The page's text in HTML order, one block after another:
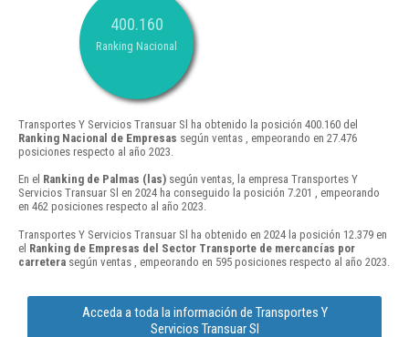
400.160
Ranking Nacional
Transportes Y Servicios Transuar Sl ha obtenido la posición 400.160 del
Ranking Nacional de Empresas según ventas , empeorando en 27.476
posiciones respecto al año 2023.
En el Ranking de Palmas (las) según ventas, la empresa Transportes Y
Servicios Transuar Sl en 2024 ha conseguido la posición 7.201 , empeorando
en 462 posiciones respecto al año 2023.
Transportes Y Servicios Transuar Sl ha obtenido en 2024 la posición 12.379 en
el Ranking de Empresas del Sector Transporte de mercancías por
carretera según ventas , empeorando en 595 posiciones respecto al año 2023.
Acceda a toda la información de Transportes Y
Servicios Transuar Sl